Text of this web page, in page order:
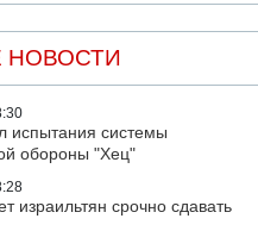
НОВОСТИ
испытания системы
обороны "Хец"
израильтян срочно сдавать